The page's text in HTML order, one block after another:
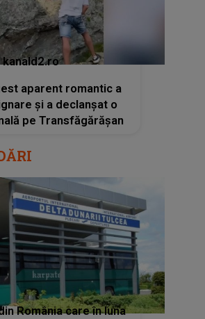
kanald2.ro
aparent romantic a
și a declanșat o
pe Transfăgărășan
România care în luna